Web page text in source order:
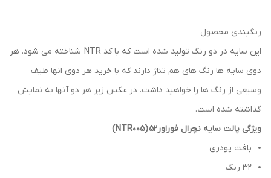
رنگبندی محصول
این سایه در دو رنگ تولید شده است که با کد NTR شناخته می شود. هر
دوی سایه ها رنگ های هم تناژ دارند که با خرید هر دوی انها طیف
وسیعی از رنگ ها را خواهید داشت. در عکس زیر هر دو آنها به نمایش
گذاشته شده است.
ویژگی پالت سایه نچرال فوراور52
(NTR005)
بافت پودری
32 رنگ